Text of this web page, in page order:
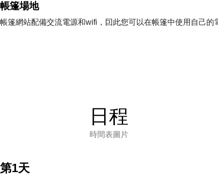
帳篷場地
帳篷網站配備交流電源和wifi，囙此您可以在帳篷中使用自己的
日程
時間表圖片
第1天